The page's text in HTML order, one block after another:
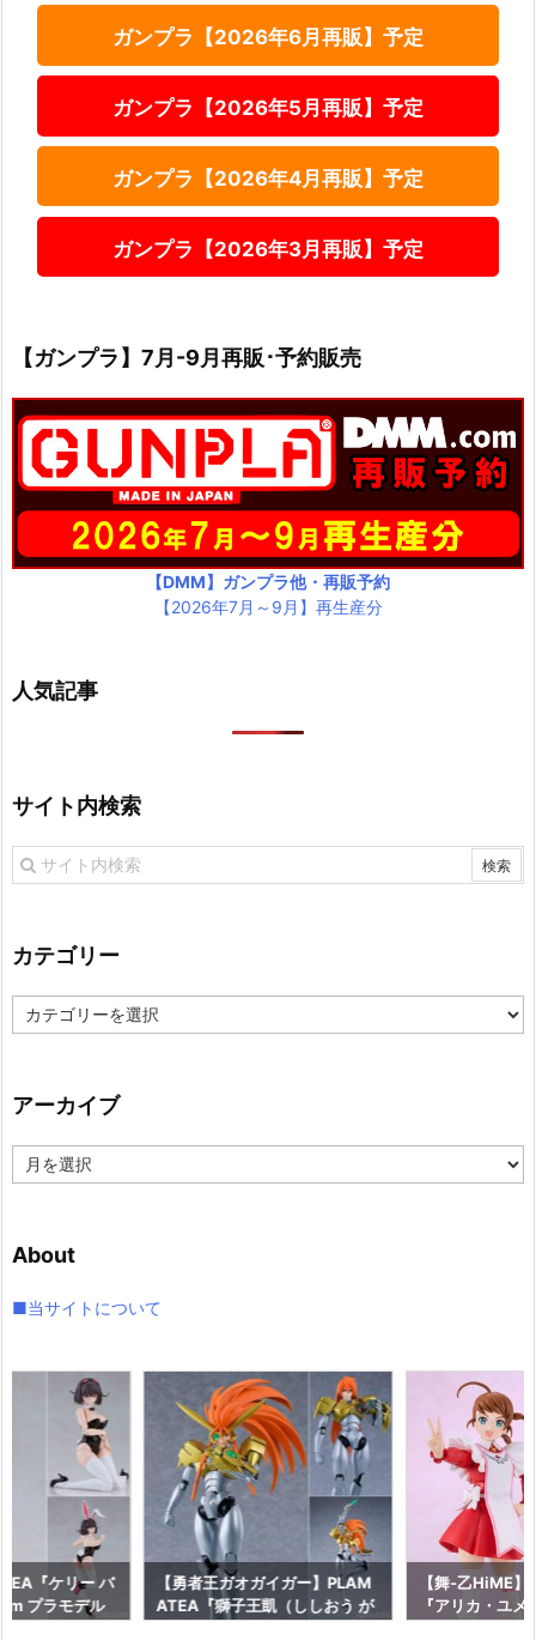
ガンプラ【2026年6月再販】予定
ガンプラ【2026年5月再販】予定
ガンプラ【2026年4月再販】予定
ガンプラ【2026年3月再販】予定
【ガンプラ】7月-9月再販･予約販売
【DMM】ガンプラ他・再販予約
【2026年7月～9月】再生産分
人気記事
サイト内検索
カテゴリー
テ
ー
アーカイブ
ー
ブ
About
■当サイトについて
『ケリー バ
プラモデル
【勇者王ガオガイガー】PLAM
ATEA『獅子王凱（ししおう が
【舞-乙HiME
『アリカ・ユ